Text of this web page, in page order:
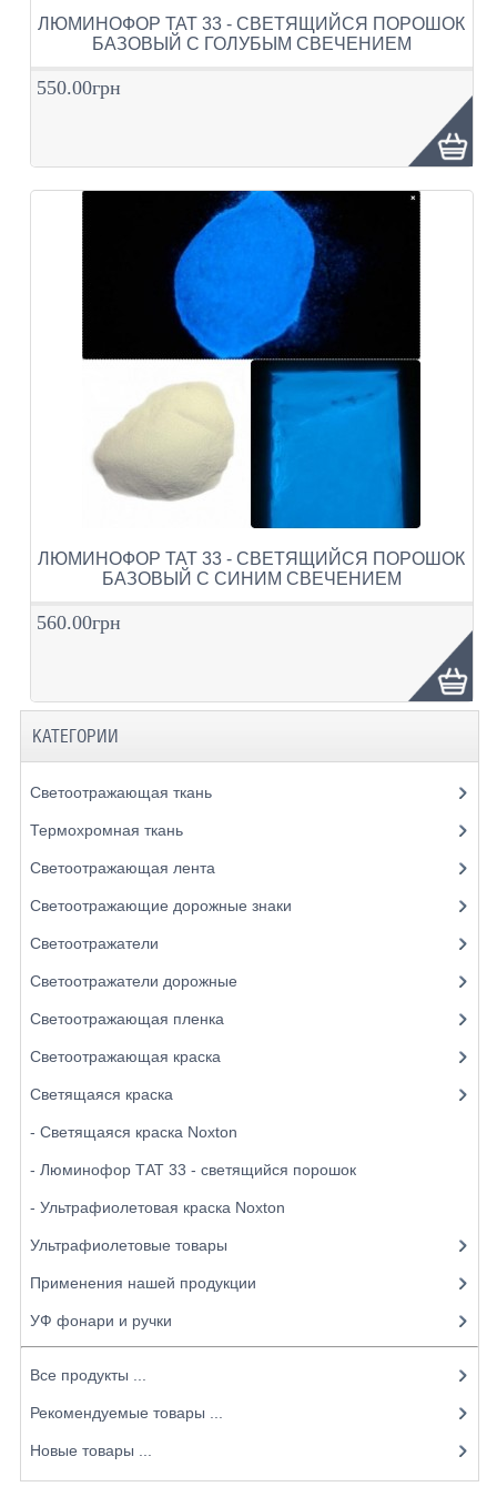
ЛЮМИНОФОР ТАТ 33 - СВЕТЯЩИЙСЯ ПОРОШОК
БАЗОВЫЙ С ГОЛУБЫМ СВЕЧЕНИЕМ
550.00грн
ЛЮМИНОФОР ТАТ 33 - СВЕТЯЩИЙСЯ ПОРОШОК
БАЗОВЫЙ С СИНИМ СВЕЧЕНИЕМ
560.00грн
КАТЕГОРИИ
Светоотражающая ткань
Термохромная ткань
Светоотражающая лента
Светоотражающие дорожные знаки
Светоотражатели
Светоотражатели дорожные
Светоотражающая пленка
Светоотражающая краска
Светящаяся краска
- Светящаяся краска Noxton
- Люминофор ТАТ 33 - светящийся порошок
- Ультрафиолетовая краска Noxton
Ультрафиолетовые товары
Применения нашей продукции
УФ фонари и ручки
Все продукты ...
Рекомендуемые товары ...
Новые товары ...